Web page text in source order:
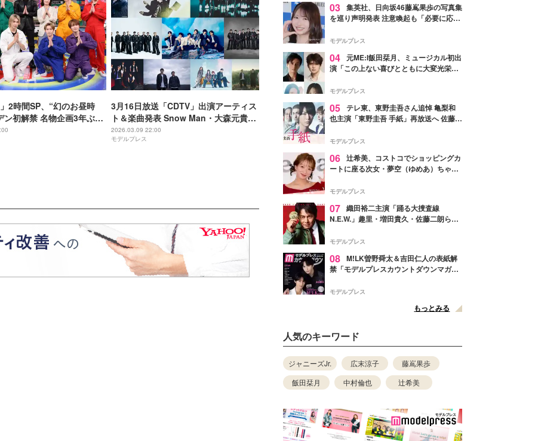
2時間SP、“幻のお昼時
ン初解禁 名物企画3年ぶり
後に衝撃展開も
3月16日放送「CDTV」出演アーティス
ト＆楽曲発表 Snow Man・大森元貴・
櫻坂46ら
2026.03.09 22:00
モデルプレス
03 集英社、日向坂46藤嶌果歩の写真集
を巡り声明発表 注意喚起も「必要に応じ
モデルプレス
04 元ME:I飯田栞月、ミュージカル初出
演「この上ない喜びとともに大変光栄」
ャスト発表
モデルプレス
05 テレ東、東野圭吾さん追悼 亀梨和
也主演「東野圭吾 手紙」再放送へ 佐藤隆
モデルプレス
06 辻希美、コストコでショッピングカ
ートに座る次女・夢空（ゆめあ）ちゃん
ぎ」「成長を感じる」の声
モデルプレス
07 織田裕二主演「踊る大捜査線
N.E.W.」趣里・増田貴久・佐藤二朗ら新
徴する“謎のキーワード”も
モデルプレス
08 M!LK曽野舜太＆吉田仁人の表紙解
禁「モデルプレスカウントダウンマガジ
モデルプレス
もっとみる
人気のキーワード
ジャニーズJr. 広末涼子
藤嶌果歩
飯田栞月
中村倫也 辻希美